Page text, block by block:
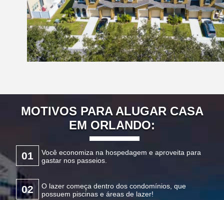
MOTIVOS PARA ALUGAR CASA
EM ORLANDO:
01
Você economiza na hospedagem e aproveita para
gastar nos passeios.
02
O lazer começa dentro dos condomínios, que
possuem piscinas e áreas de lazer!